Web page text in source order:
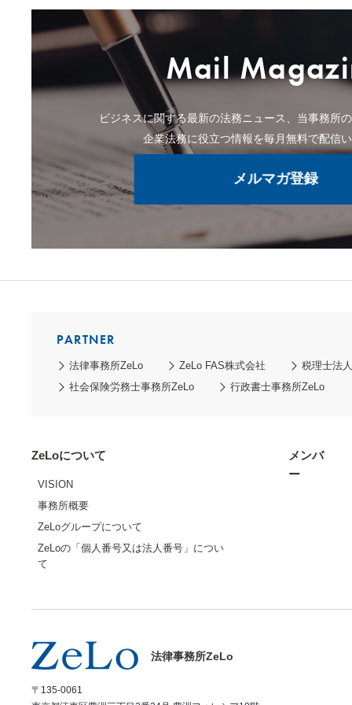
Mail
ビジネスに関する最新の法務ニュース、当事務所
企業法務に役立つ情報を毎月無料で配信
メルマガ登録
PARTNER
法律事務所ZeLo ZeLo FAS株式会社
税理士法
社会保険労務士事務所ZeLo
行政書士事務所ZeLo
ZeLoについて
VISION
事務所概要
ZeLoグループについて
ZeLoの「個人番号又は法人番号」につい
て
メンバ
ー
法律事務所ZeLo
〒135-0061